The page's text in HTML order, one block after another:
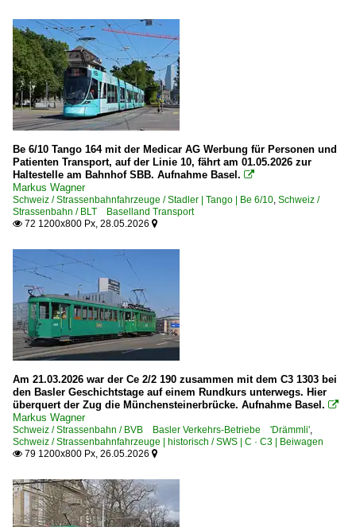
Be 6/10 Tango 164 mit der Medicar AG Werbung für Personen und
Patienten Transport, auf der Linie 10, fährt am 01.05.2026 zur
Haltestelle am Bahnhof SBB. Aufnahme Basel. 
Markus Wagner
Schweiz / Strassenbahnfahrzeuge / Stadler | Tango | Be 6/10 Schweiz /
Strassenbahn / BLT Baselland Transport
 72 1200x800 Px, 28.05.2026 
Am 21.03.2026 war der Ce 2/2 190 zusammen mit dem C3 1303 bei
den Basler Geschichtstage auf einem Rundkurs unterwegs. Hier
überquert der Zug die Münchensteinerbrücke. Aufnahme Basel. 
Markus Wagner
Schweiz / Strassenbahn / BVB Basler Verkehrs-Betriebe 'Drämmli'
Schweiz / Strassenbahnfahrzeuge | historisch / SWS | C · C3 | Beiwagen
 79 1200x800 Px, 26.05.2026 